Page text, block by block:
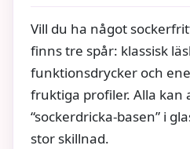
Vill du ha något
finns tre spår: klassisk
funktionsdrycker och
fruktiga profiler. Alla kan
“sockerdricka-basen” i
stor skillnad.